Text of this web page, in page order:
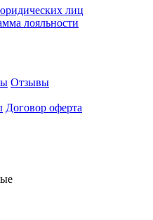
лиц
лояльности
Отзывы
Договор оферта